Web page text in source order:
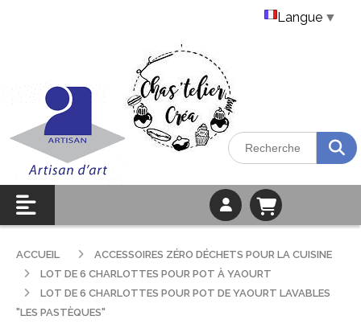
ACCUEIL
ACCESSOIRES ZÉRO DÉCHETS POUR LA CUISINE
LOT DE 6 CHARLOTTES POUR POT À YAOURT
LOT DE 6 CHARLOTTES POUR POT DE YAOURT LAVABLES
"LES PASTÈQUES"
Langue ▼